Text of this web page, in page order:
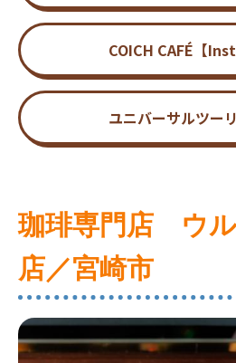
COICH CAFÉ【
ユニバーサルツー
珈琲専門店 ウ
店／宮崎市